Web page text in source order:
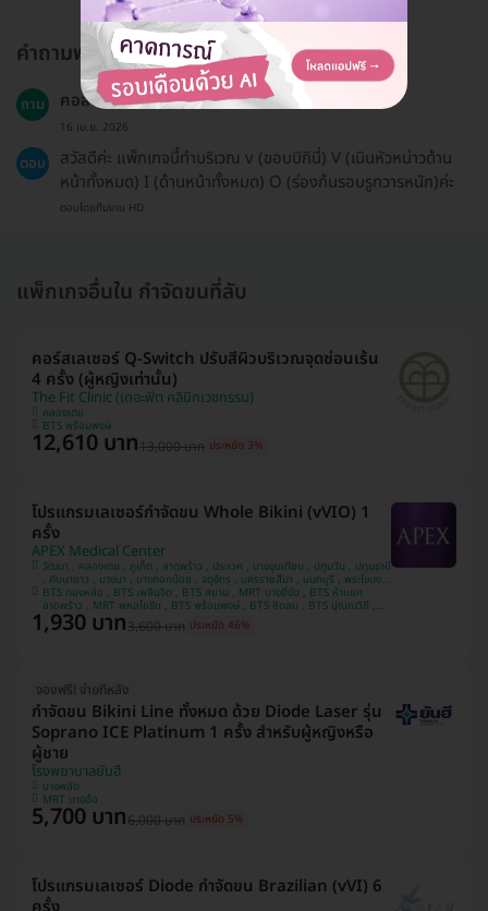
คำถามพบบ่อย
ถาม คอสนี้สามารถเก็บขนตรงแคมในได้มั้ยคะ
16 เม.ย. 2026
ตอบ
สวัสดีค่ะ แพ็กเกจนี้ทำบริเวณ v (ขอบบิกินี่) V (เนินหัวหน่าวด้าน
หน้าทั้งหมด) I (ด้านหน้าทั้งหมด) O (ร่องก้นรอบรูทวารหนัก)ค่ะ
ตอบโดยทีมงาน HD
แพ็กเกจอื่นใน กำจัดขนที่ลับ
คอร์สเลเซอร์ Q-Switch ปรับสีผิวบริเวณจุดซ่อนเร้น
4 ครั้ง (ผู้หญิงเท่านั้น)
The Fit Clinic (เดอะฟิต คลินิกเวชกรรม)
คลองเตย
BTS พร้อมพงษ์
12,610 บาท13,000 บาท ประหยัด 3%
โปรแกรมเลเซอร์กำจัดขน Whole Bikini (vVIO) 1
ครั้ง
APEX Medical Center
วัฒนา , คลองเตย , ภูเก็ต , ลาดพร้าว , ประเวศ , บางขุนเทียน , ปทุมวัน , ปทุมธานี
, คันนายาว , บางนา , บางกอกน้อย , จตุจักร , นครราชสีมา , นนทบุรี , พระโขนง ,
บางรัก , ชลบุรี , ห้วยขวาง , เชียงใหม่ , พระนครศรีอยุธยา , สมุทรปราการ ,
ประจวบคีรีขันธ์ , บางคอแหลม , ยานนาวา , หลักสี่ , นครสวรรค์ , บางแค ,
BTS ทองหล่อ , BTS เพลินจิต , BTS สยาม , MRT บางยี่ขัน , BTS ห้าแยก
ลาดพร้าว , MRT พหลโยธิน , BTS พร้อมพงษ์ , BTS ชิดลม , BTS ปุณณวิถี ,
MRT สีลม , BTS ศาลาแดง , MRT พระราม 9 , MRT ลาดพร้าว 71 , MRT สาม
ย่าน , BTS นานา , MRT สุขุมวิท , BTS อโศก , BTS เจริญนคร , MRT สวนหลวง
1,930 บาท3,600 บาท ประหยัด 46%
จองฟรี! จ่ายทีหลัง
กำจัดขน Bikini Line ทั้งหมด ด้วย Diode Laser รุ่น
Soprano ICE Platinum 1 ครั้ง สำหรับผู้หญิงหรือ
ผู้ชาย
โรงพยาบาลยันฮี
บางพลัด
MRT บางอ้อ
5,700 บาท6,000 บาท ประหยัด 5%
โปรแกรมเลเซอร์ Diode กำจัดขน Brazilian (vVI) 6